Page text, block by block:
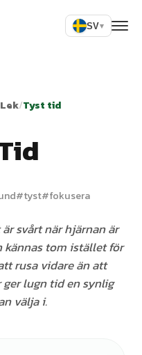
SV▾
/Tyst tid
#tyst#fokusera
svårt när hjärnan är
kännas tom istället för
rusa vidare än att
lugn tid en synlig
välja i.